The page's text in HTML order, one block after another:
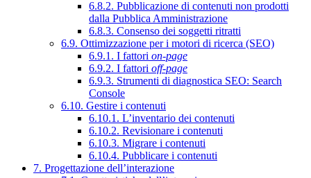
6.8.2. Pubblicazione di contenuti non prodotti
dalla Pubblica Amministrazione
6.8.3. Consenso dei soggetti ritratti
6.9. Ottimizzazione per i motori di ricerca (SEO)
6.9.1. I fattori on-page
6.9.2. I fattori off-page
6.9.3. Strumenti di diagnostica SEO: Search
Console
6.10. Gestire i contenuti
6.10.1. L’inventario dei contenuti
6.10.2. Revisionare i contenuti
6.10.3. Migrare i contenuti
6.10.4. Pubblicare i contenuti
7. Progettazione dell’interazione